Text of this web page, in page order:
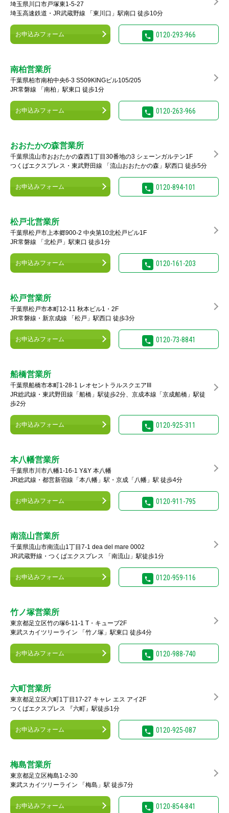
埼玉県川口市戸塚東1-5-27
埼玉高速鉄道・JR武蔵野線 「東川口」駅南口 徒歩10分
お申込みフォーム 0120-293-966
南柏営業所
千葉県柏市南柏中央6-3 S509KINGビル105/205
JR常磐線 「南柏」駅東口 徒歩1分
お申込みフォーム 0120-263-966
おおたかの森営業所
千葉県流山市おおたかの森西1丁目30番地の3 シェーンガルテン1F
つくばエクスプレス・東武野田線 「流山おおたかの森」駅西口 徒歩5分
お申込みフォーム 0120-894-101
松戸北営業所
千葉県松戸市上本郷900-2 中央第10北松戸ビル1F
JR常磐線 「北松戸」駅東口 徒歩1分
お申込みフォーム 0120-161-203
松戸営業所
千葉県松戸市本町12-11 秋本ビル1・2F
JR常磐線・新京成線 「松戸」駅西口 徒歩3分
お申込みフォーム 0120-73-8841
船橋営業所
千葉県船橋市本町1-28-1 レオセントラルスクエアIII
JR総武線・東武野田線「船橋」駅徒歩2分、京成本線「京成船橋」駅徒
歩2分
お申込みフォーム 0120-925-311
本八幡営業所
千葉県市川市八幡1-16-1 Y&Y 本八幡
JR総武線・都営新宿線「本八幡」駅・京成「八幡」駅 徒歩4分
お申込みフォーム 0120-911-795
南流山営業所
千葉県流山市南流山1丁目7-1 dea del mare 0002
JR武蔵野線・つくばエクスプレス 「南流山」駅徒歩1分
お申込みフォーム 0120-959-116
竹ノ塚営業所
東京都足立区竹の塚6-11-1 T・キューブ2F
東武スカイツリーライン 「竹ノ塚」駅東口 徒歩4分
お申込みフォーム 0120-988-740
六町営業所
東京都足立区六町1丁目17-27 キャレ エス アイ2F
つくばエクスプレス 『六町』駅徒歩1分
お申込みフォーム 0120-925-087
梅島営業所
東京都足立区梅島1-2-30
東武スカイツリーライン 「梅島」駅 徒歩7分
お申込みフォーム 0120-854-841